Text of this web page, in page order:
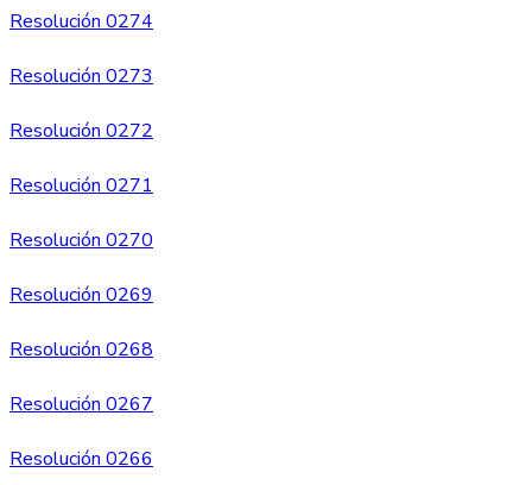
Resolución 0274
Resolución 0273
Resolución 0272
Resolución 0271
Resolución 0270
Resolución 0269
Resolución 0268
Resolución 0267
Resolución 0266